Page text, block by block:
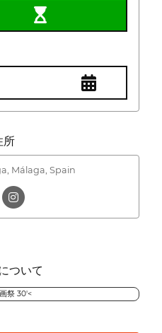
所
Málaga, Spain
ついて
祭 30'<